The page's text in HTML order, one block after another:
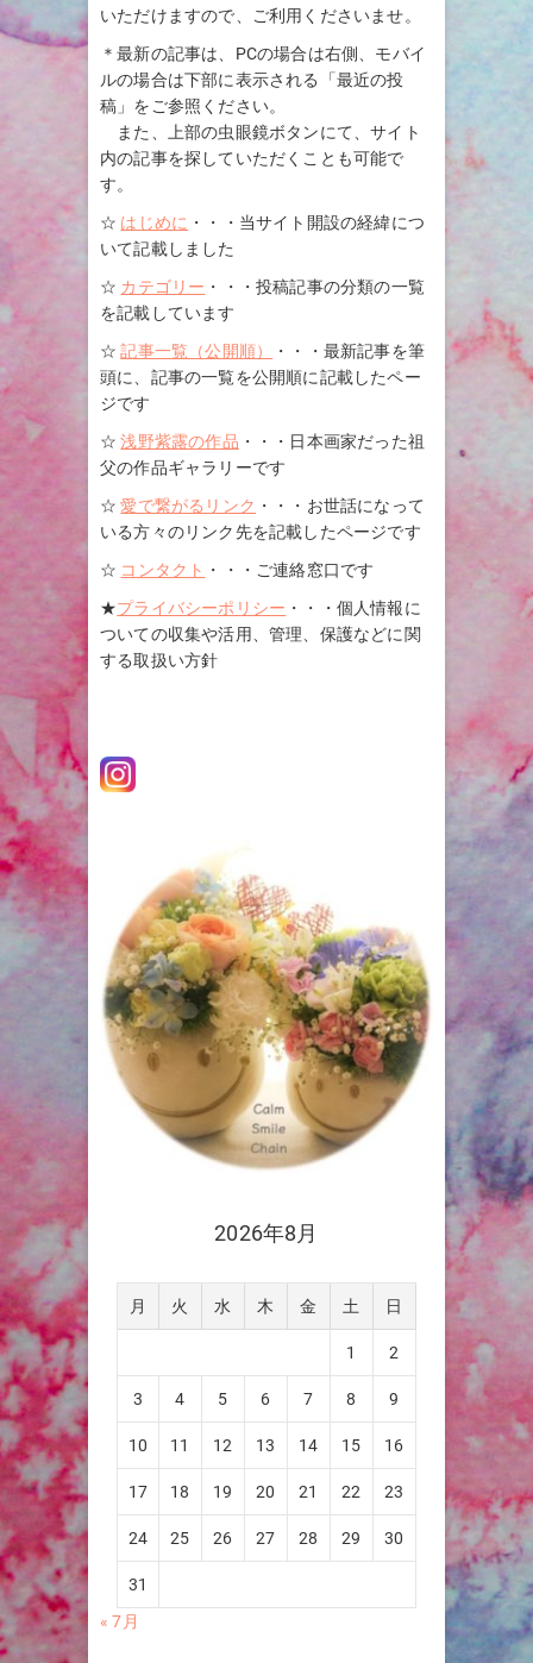
いただけますので、ご利用くださいませ。
＊最新の記事は、PCの場合は右側、モバイ
ルの場合は下部に表示される「最近の投
稿」をご参照ください。
また、上部の虫眼鏡ボタンにて、サイト
内の記事を探していただくことも可能で
す。
☆ はじめに ・・・当サイト開設の経緯につ
いて記載しました
☆ カテゴリー ・・・投稿記事の分類の一覧
を記載しています
☆記事一覧（公開順）
・・・最新記事を筆
頭に、記事の一覧を公開順に記載したペー
ジです
☆浅野紫露の作品 ・・・日本画家だった祖
父の作品ギャラリーです
☆愛で繋がるリンク ・・・お世話になって
いる方々のリンク先を記載したページです
☆ コンタクト ・・・ご連絡窓口です
★プライバシーポリシー ・・・個人情報に
ついての収集や活用、管理、保護などに関
する取扱い方針
2026年8月
月 火 水 木 金 土 日
1 2
3 4 5 6 7 8 9
10 11 12 13 14 15 16
17 18 19 20 21 22 23
24 25 26 27 28 29 30
31
« 7月